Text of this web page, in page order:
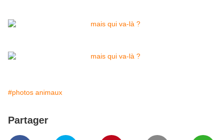
#photos animaux
Partager